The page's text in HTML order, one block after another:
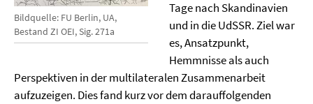
Bildquelle: FU Berlin, UA,
Bestand ZI OEI, Sig. 271a
Tage nach Skandinavien
und in die UdSSR. Ziel war
es, Ansatzpunkt,
Hemmnisse als auch
Perspektiven in der multilateralen Zusammenarbeit
aufzuzeigen. Dies fand kurz vor dem darauffolgenden